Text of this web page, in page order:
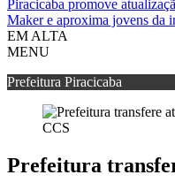
Piracicaba promove
Maker e aproxima jovens da
EM ALTA
MENU
Prefeitura Piracicaba
CCS
Prefeitura